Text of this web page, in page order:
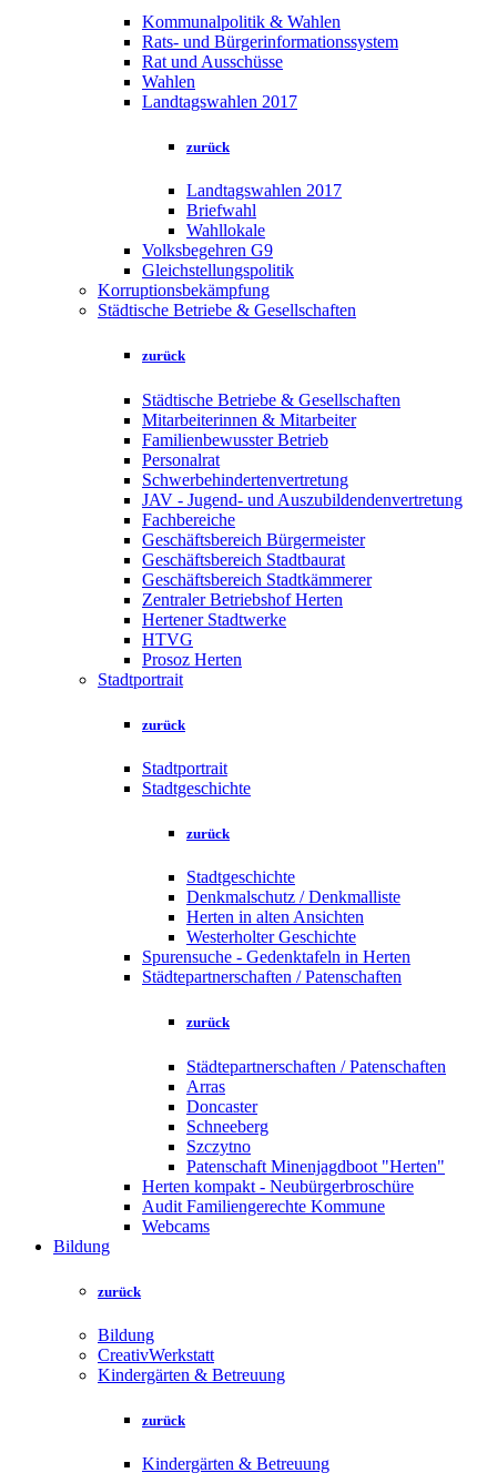
Kommunalpolitik & Wahlen
Rats- und Bürgerinformationssystem
Rat und Ausschüsse
Wahlen
Landtagswahlen 2017
zurück
Landtagswahlen 2017
Briefwahl
Wahllokale
Volksbegehren G9
Gleichstellungspolitik
Korruptionsbekämpfung
Städtische Betriebe & Gesellschaften
zurück
Städtische Betriebe & Gesellschaften
Mitarbeiterinnen & Mitarbeiter
Familienbewusster Betrieb
Personalrat
Schwerbehindertenvertretung
JAV - Jugend- und Auszubildendenvertretung
Fachbereiche
Geschäftsbereich Bürgermeister
Geschäftsbereich Stadtbaurat
Geschäftsbereich Stadtkämmerer
Zentraler Betriebshof Herten
Hertener Stadtwerke
HTVG
Prosoz Herten
Stadtportrait
zurück
Stadtportrait
Stadtgeschichte
zurück
Stadtgeschichte
Denkmalschutz / Denkmalliste
Herten in alten Ansichten
Westerholter Geschichte
Spurensuche - Gedenktafeln in Herten
Städtepartnerschaften / Patenschaften
zurück
Städtepartnerschaften / Patenschaften
Arras
Doncaster
Schneeberg
Szczytno
Patenschaft Minenjagdboot "Herten"
Herten kompakt - Neubürgerbroschüre
Audit Familiengerechte Kommune
Webcams
Bildung
zurück
Bildung
CreativWerkstatt
Kindergärten & Betreuung
zurück
Kindergärten & Betreuung